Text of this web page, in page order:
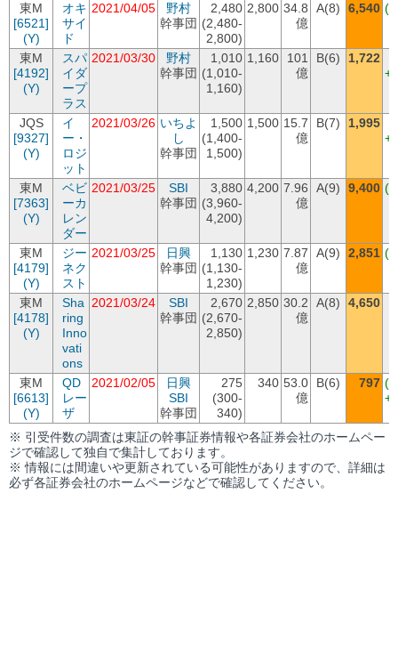
東M
[6521]
(Y)
オキ
サイ
ド
2021/04/05
野村
幹事団
2,480
(2,480-
2,800)
2,800 34.8
億
A(8) 6,540
東M
[4192]
(Y)
スパ
イダ
ープ
ラス
2021/03/30
野村
幹事団
1,010
(1,010-
1,160)
1,160
101
億
B(6) 1,722
JQS
[9327]
(Y)
イ
ー・
ロジ
ット
2021/03/26 いちよ
し
幹事団
1,500
(1,400-
1,500)
1,500 15.7
億
B(7) 1,995
東M
[7363]
(Y)
ベビ
ーカ
レン
ダー
2021/03/25
SBI
幹事団
3,880
(3,960-
4,200)
4,200 7.96
億
A(9) 9,400
東M
[4179]
(Y)
ジー
ネク
スト
2021/03/25
日興
幹事団
1,130
(1,130-
1,230)
1,230 7.87
億
A(9) 2,851
東M
[4178]
(Y)
Sha
ring
Inno
vati
ons
2021/03/24
SBI
幹事団
2,670
(2,670-
2,850)
2,850 30.2
億
A(8) 4,650
東M
[6613]
(Y)
QD
レー
ザ
2021/02/05
日興
SBI
幹事団
275
(300-
340)
340 53.0
億
B(6) 797
※ 引受件数の調査は東証の幹事証券情報や各証券会社のホームペー
ジで確認して独自で集計しております。
※ 情報には間違いや更新されている可能性がありますので、詳細は
必ず各証券会社のホームページなどで確認してください。